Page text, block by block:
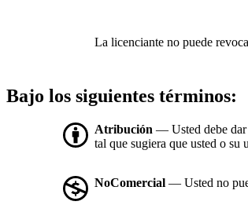
La licenciante no puede
Bajo los siguientes términos:
Atribución — Usted debe dar
tal que sugiera que usted o su
NoComercial — Usted no